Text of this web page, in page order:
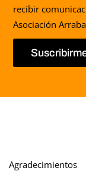
recibir
Asociación
Agradecimientos